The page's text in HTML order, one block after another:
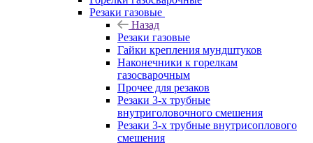
Резаки газовые
Назад
Резаки газовые
Гайки крепления мундштуков
Наконечники к горелкам
газосварочным
Прочее для резаков
Резаки 3-х трубные
внутриголовочного смешения
Резаки 3-х трубные внутрисоплового
смешения